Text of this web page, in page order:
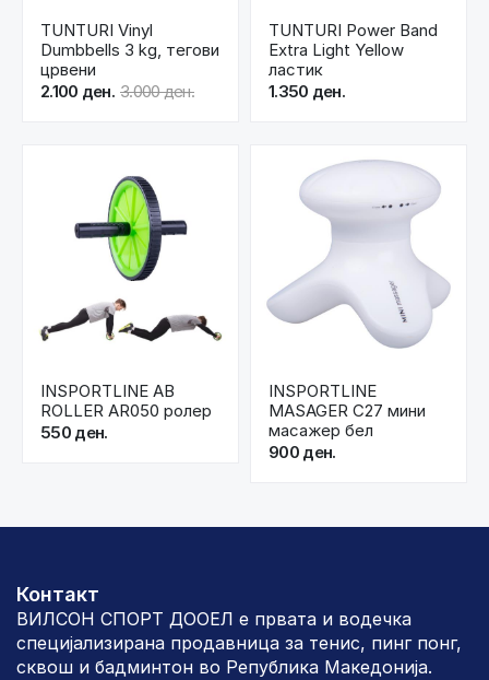
TUNTURI Vinyl
Dumbbells 3 kg, тегови
црвени
2.100 ден. 3.000 ден.
TUNTURI Power Band
Extra Light Yellow
ластик
1.350 ден.
INSPORTLINE AB
ROLLER AR050 ролер
550 ден.
INSPORTLINE
MASAGER C27 мини
масажер бел
900 ден.
Контакт
ВИЛСОН СПОРТ ДООЕЛ е првата и водечка
специјализирана продавница за тенис, пинг понг,
сквош и бадминтон во Република Македонија.